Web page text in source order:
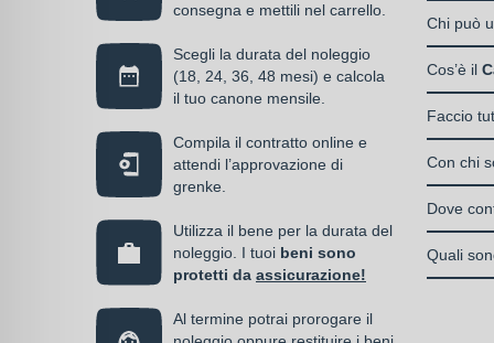
consegna e mettili nel carrello.
Scegli la durata del noleggio
(18, 24, 36, 48 mesi) e calcola
il tuo canone mensile.
Compila il contratto online e
attendi l’approvazione di
grenke.
Utilizza il bene per la durata del
noleggio. I tuoi beni sono
protetti da assicurazione!
Al termine potrai prorogare il
Il
alla
di un
Chi può
Enti
I privati
Cos’è il
Il Care
Italia
Faccio
Si, puoi
Con chi
Il
Dove
Una
Quali